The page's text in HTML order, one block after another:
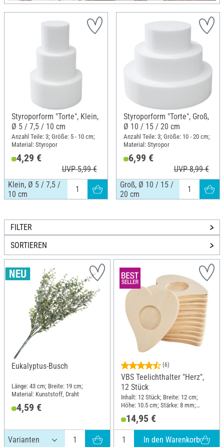
Styroporform "Torte", Klein,
Ø 5 / 7,5 / 10 cm
Anzahl Teile: 3; Größe: 5 - 10 cm;
Material: Styropor
4,29 €
UVP 5,99 €
Klein, Ø 5 / 7,5 /
10 cm
Styroporform "Torte", Groß,
Ø 10 / 15 / 20 cm
Anzahl Teile: 3; Größe: 10 - 20 cm;
Material: Styropor
6,99 €
UVP 8,99 €
Groß, Ø 10 / 15 /
20 cm
FILTER
SORTIEREN
Eukalyptus-Busch
Länge: 43 cm; Breite: 19 cm;
Material: Kunststoff, Draht
4,59 €
(6)
VBS Teelichthalter "Herz",
12 Stück
Inhalt: 12 Stück; Breite: 12 cm;
Höhe: 10.5 cm; Stärke: 8 mm;
14,95 €
In den Warenkorb